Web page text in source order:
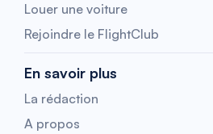
Louer une voiture
Rejoindre le FlightClub
En savoir plus
La rédaction
A propos